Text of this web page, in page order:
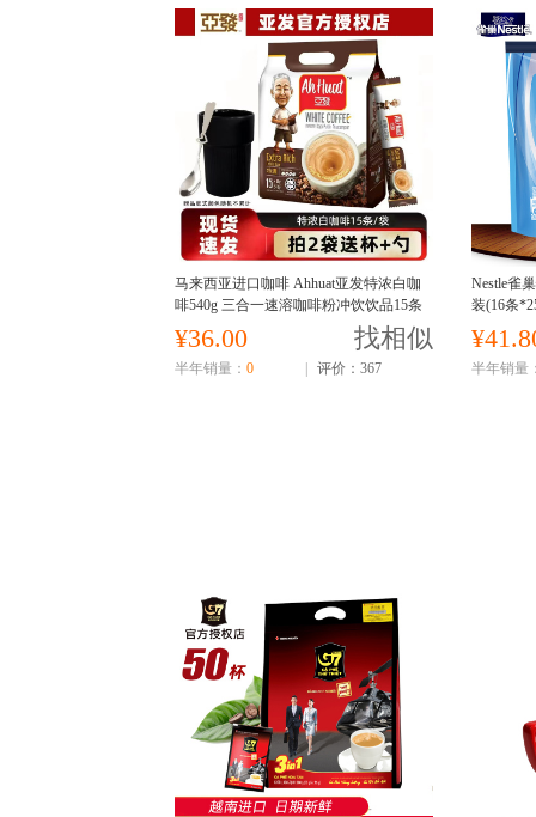
马来西亚进口咖啡 Ahhuat亚发特浓白咖
啡540g 三合一速溶咖啡粉冲饮饮品15条
装
¥36.00 找相似
半年销量： 0 评价：367
Nestle雀
装(16条
奶粉
半年销量